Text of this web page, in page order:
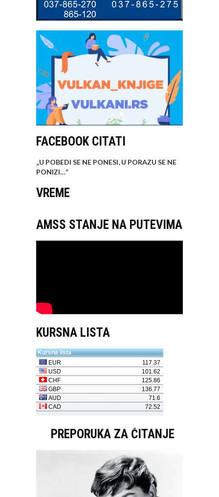
FACEBOOK CITATI
„U POBEDI SE NE PONESI, U PORAZU SE NE
PONIZI…“
VREME
AMSS STANJE NA PUTEVIMA
KURSNA LISTA
PREPORUKA ZA ČITANJE